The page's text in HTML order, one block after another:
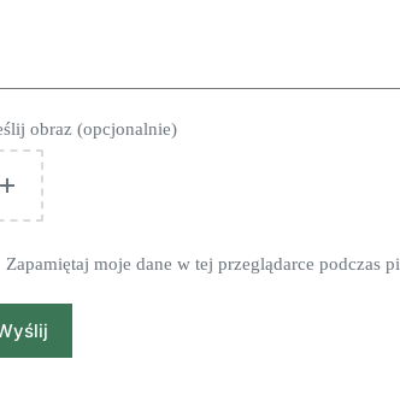
obraz (opcjonalnie)
Zapamiętaj moje dane w tej przeglądarce podczas